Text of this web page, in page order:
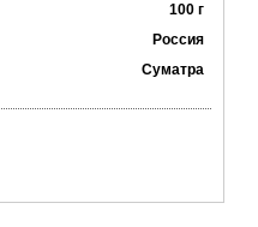
100 г
Россия
Суматра